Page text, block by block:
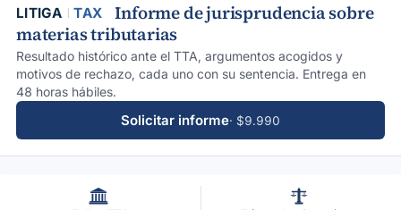
LITIGA TAX
Informe de jurisprudencia sobre
materias tributarias
Resultado histórico ante el TTA, argumentos acogidos y
motivos de rechazo, cada uno con su sentencia. Entrega en
48 horas hábiles.
Solicitar informe· $9.990